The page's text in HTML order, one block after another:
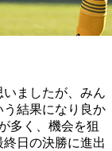
いましたが、みん
結果になり良か
多く、機会を狙
日の決勝に進出